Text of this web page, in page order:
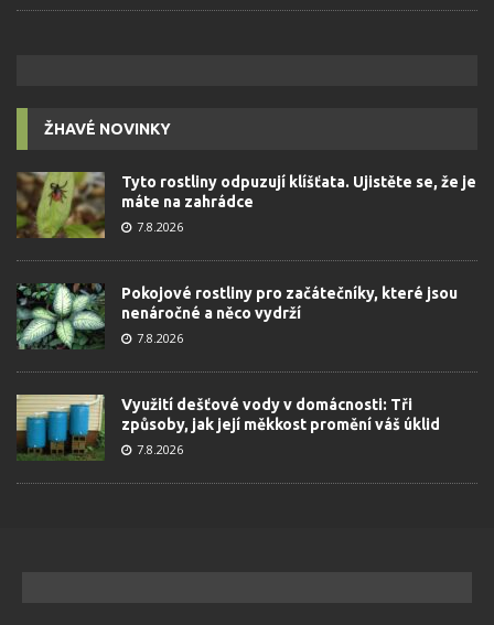
ŽHAVÉ NOVINKY
Tyto rostliny odpuzují klíšťata. Ujistěte se, že je
máte na zahrádce
7.8.2026
Pokojové rostliny pro začátečníky, které jsou
nenáročné a něco vydrží
7.8.2026
Využití dešťové vody v domácnosti: Tři
způsoby, jak její měkkost promění váš úklid
7.8.2026